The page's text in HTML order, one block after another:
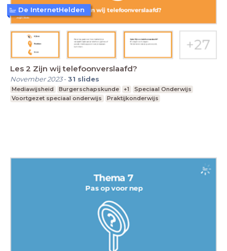
Les 2 Zijn wij telefoonverslaafd?
November 2023-31 slides
Mediawijsheid Burgerschapskunde +1
Speciaal Onderwijs
Voortgezet speciaal onderwijs
Praktijkonderwijs
De InternetHelden